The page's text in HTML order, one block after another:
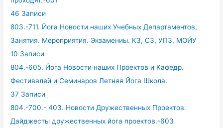
46 Записи
803.-711. Йога Новости наших Учебных Департаментов,
Занятия. Мероприятия. Экзамениы. КЗ, СЗ, УПЗ, МОЙУ
10 Записи
804.-605. Йога Новости наших Проектов и Кафедр.
Фестивалей и Семинаров Летняя Йога Школа.
37 Записи
804.-700.- 403. Новости Дружественных Проектов.
Дайджесты дружественных йога проектов.-603